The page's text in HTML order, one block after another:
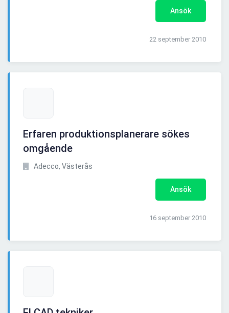
Ansök
22 september 2010
Erfaren produktionsplanerare sökes
omgående
Adecco, Västerås
Ansök
16 september 2010